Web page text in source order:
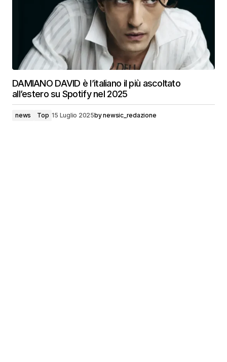
DAMIANO DAVID è l’italiano il più ascoltato
all’estero su Spotify nel 2025
news Top 15 Luglio 2025bynewsic_redazione